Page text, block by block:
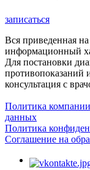
записаться
Вся приведенная
информационный
Для постановки
противопоказаний
консультация с
Политика
данных
Политика
Соглашение на